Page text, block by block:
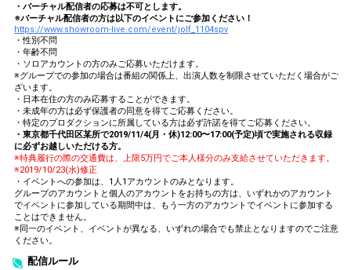
・バーチャル配信者の応募は不可とします。
※バーチャル配信者の方は以下のイベントにご参加ください！
https://www.showroom-live.com/event/jolf_1104spv
・性別不問
・年齢不問
・ソロアカウントの方のみご応募いただけます。
※グループでの参加の場合は番組の関係上、出演人数を制限させていただく場合がご
ざいます。
・日本在住の方のみ応募することができます。
・未成年の方は必ず保護者の同意を得てご応募ください。
・特定のプロダクションに所属している方は必ず許諾を得てご応募ください。
・東京都千代田区某所で2019/11/4(月・休)12:00〜17:00(予定)頃で実施される収録
に必ずお越しいただける方。
※特典履行の際の交通費は、上限5万円でご本人様分のみ支給させていただきます。
※2019/10/23(水)修正
・イベントへの参加は、1人1アカウントのみとなります。
グループのアカウントと個人のアカウントをお持ちの方は、いずれかのアカウント
でイベントに参加している期間中は、もう一方のアカウントでイベントに参加する
ことはできません。
※同一のイベント、イベントが異なる、いずれの場合でも禁止となりますのでご注意
ください。
配信ルール